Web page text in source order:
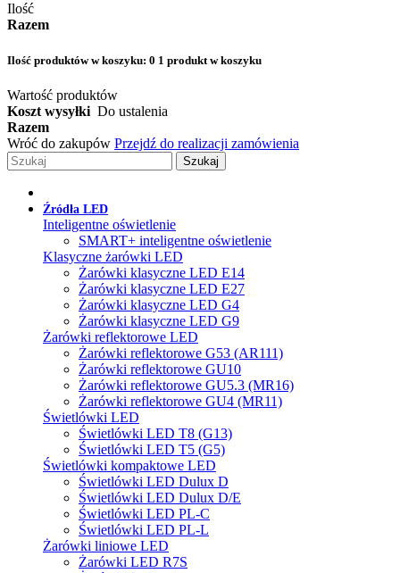
Ilość
Razem
Ilość produktów w koszyku: 0 1 produkt w koszyku
Wartość produktów
Koszt wysyłki Do ustalenia
Razem
Wróć do zakupów Przejdź do realizacji zamówienia
Szukaj
Źródła LED
Inteligentne oświetlenie
SMART+ inteligentne oświetlenie
Klasyczne żarówki LED
Żarówki klasyczne LED E14
Żarówki klasyczne LED E27
Żarówki klasyczne LED G4
Żarówki klasyczne LED G9
Żarówki reflektorowe LED
Żarówki reflektorowe G53 (AR111)
Żarówki reflektorowe GU10
Żarówki reflektorowe GU5.3 (MR16)
Żarówki reflektorowe GU4 (MR11)
Świetlówki LED
Świetlówki LED T8 (G13)
Świetlówki LED T5 (G5)
Świetlówki kompaktowe LED
Świetlówki LED Dulux D
Świetlówki LED Dulux D/E
Świetlówki LED PL-C
Świetlówki LED PL-L
Żarówki liniowe LED
Żarówki LED R7S